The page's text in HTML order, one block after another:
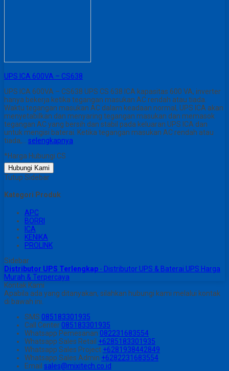
UPS ICA 600VA – CS638
UPS ICA 600VA – CS638 UPS CS 638 ICA kapasitas 600 VA, inverter
hanya bekerja ketika tegangan masukan AC rendah atau tiada.
Waktu tegangan masukan AC dalam keadaan normal, UPS ICA akan
menyetabilkan dan menyaring tegangan masukan dan memasok
tegangan AC yang bersih dan stabil pada keluaran UPS ICA dan
untuk mengisi baterai. Ketika tegangan masukan AC rendah atau
tiada,… selengkapnya
*Harga Hubungi CS
Hubungi Kami
Tutup Sidebar
Kategori Produk
APC
BORRI
ICA
KENIKA
PROLINK
Sidebar
Distributor UPS Terlengkap - Distributor UPS & Baterai UPS Harga
Murah & Terpercaya
Kontak Kami
Apabila ada yang ditanyakan, silahkan hubungi kami melalui kontak
di bawah ini.
SMS 085183301935
Call Center 085183301935
Whatsapp Pemesanan 082231683554
Whatsapp Sales Retail +6285183301935
Whatsapp Sales Project +6281938442849
Whatsapp Sales Admin +6282231683554
Email sales@mixitech.co.id